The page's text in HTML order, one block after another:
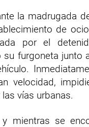
la madrugada
de
por el
furgoneta junto
velocidad,
vías urbanas.
mientras se